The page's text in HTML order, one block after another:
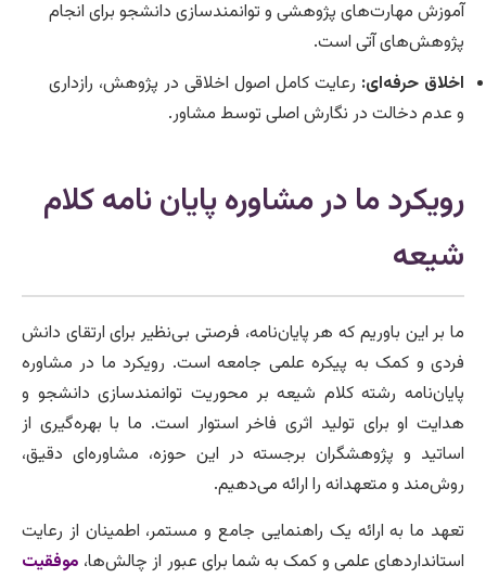
آموزش مهارت‌های پژوهشی و توانمندسازی دانشجو برای انجام
پژوهش‌های آتی است.
اخلاق حرفه‌ای: رعایت کامل اصول اخلاقی در پژوهش، رازداری
و عدم دخالت در نگارش اصلی توسط مشاور.
رویکرد ما در مشاوره پایان نامه کلام
شیعه
ما بر این باوریم که هر پایان‌نامه، فرصتی بی‌نظیر برای ارتقای دانش
فردی و کمک به پیکره علمی جامعه است. رویکرد ما در مشاوره
پایان‌نامه رشته کلام شیعه بر محوریت توانمندسازی دانشجو و
هدایت او برای تولید اثری فاخر استوار است. ما با بهره‌گیری از
اساتید و پژوهشگران برجسته در این حوزه، مشاوره‌ای دقیق،
روش‌مند و متعهدانه را ارائه می‌دهیم.
تعهد ما به ارائه یک راهنمایی جامع و مستمر، اطمینان از رعایت
استانداردهای علمی و کمک به شما برای عبور از چالش‌ها، موفقیت